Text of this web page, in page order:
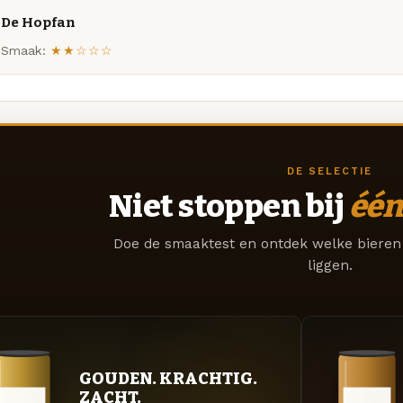
De Hopfan
Smaak: ★★☆☆☆
DE SELECTIE
Niet stoppen bij één
Doe de smaaktest en ontdek welke
liggen.
GOUDEN. KRACHTIG.
ZACHT.